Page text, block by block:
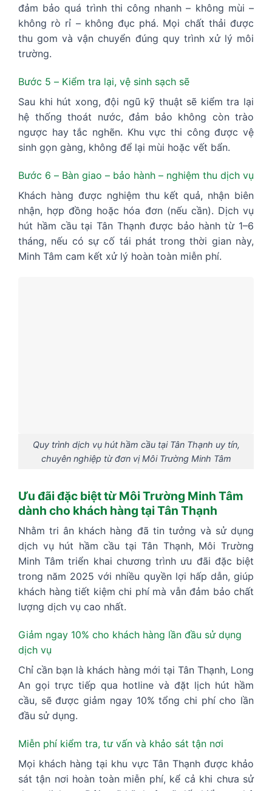
đảm bảo quá trình thi công nhanh – không mùi –
không rò rỉ – không đục phá. Mọi chất thải được
thu gom và vận chuyển đúng quy trình xử lý môi
trường.
Bước 5 – Kiểm tra lại, vệ sinh sạch sẽ
Sau khi hút xong, đội ngũ kỹ thuật sẽ kiểm tra lại
hệ thống thoát nước, đảm bảo không còn trào
ngược hay tắc nghẽn. Khu vực thi công được vệ
sinh gọn gàng, không để lại mùi hoặc vết bẩn.
Bước 6 – Bàn giao – bảo hành – nghiệm thu dịch vụ
Khách hàng được nghiệm thu kết quả, nhận biên
nhận, hợp đồng hoặc hóa đơn (nếu cần). Dịch vụ
hút hầm cầu tại Tân Thạnh được bảo hành từ 1–6
tháng, nếu có sự cố tái phát trong thời gian này,
Minh Tâm cam kết xử lý hoàn toàn miễn phí.
Quy trình dịch vụ hút hầm cầu tại Tân Thạnh uy tín,
chuyên nghiệp từ đơn vị Môi Trường Minh Tâm
Ưu đãi đặc biệt từ Môi Trường Minh Tâm
dành cho khách hàng tại Tân Thạnh
Nhằm tri ân khách hàng đã tin tưởng và sử dụng
dịch vụ hút hầm cầu tại Tân Thạnh, Môi Trường
Minh Tâm triển khai chương trình ưu đãi đặc biệt
trong năm 2025 với nhiều quyền lợi hấp dẫn, giúp
khách hàng tiết kiệm chi phí mà vẫn đảm bảo chất
lượng dịch vụ cao nhất.
Giảm ngay 10% cho khách hàng lần đầu sử dụng
dịch vụ
Chỉ cần bạn là khách hàng mới tại Tân Thạnh, Long
An gọi trực tiếp qua hotline và đặt lịch hút hầm
cầu, sẽ được giảm ngay 10% tổng chi phí cho lần
đầu sử dụng.
Miễn phí kiểm tra, tư vấn và khảo sát tận nơi
Mọi khách hàng tại khu vực Tân Thạnh được khảo
sát tận nơi hoàn toàn miễn phí, kể cả khi chưa sử